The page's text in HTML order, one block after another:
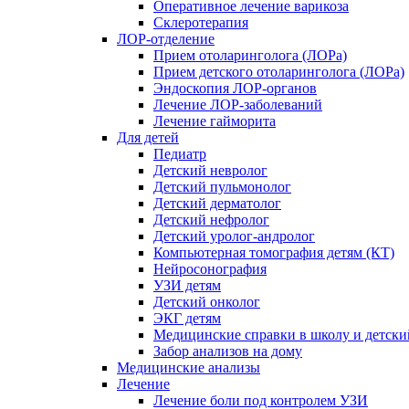
Оперативное лечение варикоза
Склеротерапия
ЛОР-отделение
Прием отоларинголога (ЛОРа)
Прием детского отоларинголога (ЛОРа)
Эндоскопия ЛОР-органов
Лечение ЛОР-заболеваний
Лечение гайморита
Для детей
Педиатр
Детский невролог
Детский пульмонолог
Детский дерматолог
Детский нефролог
Детский уролог-андролог
Компьютерная томография детям (КТ)
Нейросонография
УЗИ детям
Детский онколог
ЭКГ детям
Медицинские справки в школу и
Забор анализов на дому
Медицинские анализы
Лечение
Лечение боли под контролем УЗИ